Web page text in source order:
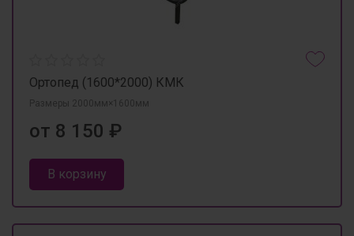
Ортопед (1600*2000) КМК
Размеры 2000мм×1600мм
от 8 150 ₽
В корзину